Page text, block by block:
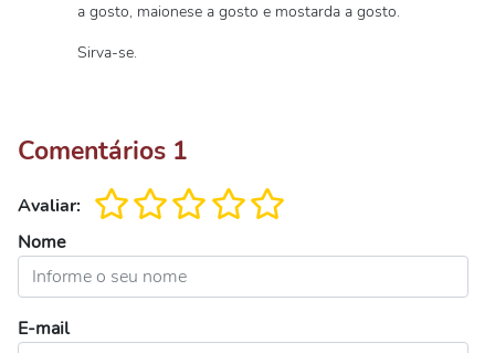
a gosto, maionese a gosto e mostarda a gosto.
Sirva-se.
Comentários 1
Avaliar:
Nome
E-mail